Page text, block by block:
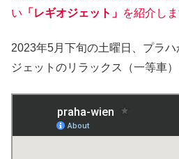
い 「レギオジェット」 を紹介しま
2023年5月下旬の土曜日、プラ
ジェットのリラックス（一等車）